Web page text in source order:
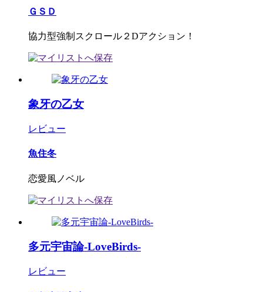
ＧＳＤ
協力型強制スクロール２Dアクション！
象牙の乙女
レビュー
魚住冬
恋愛風ノベル
多元宇宙論-LoveBirds-
レビュー